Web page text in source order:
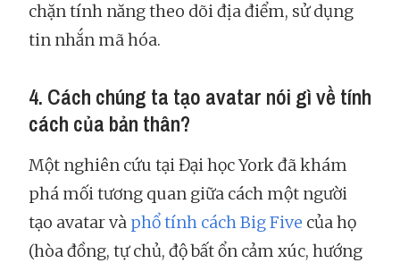
chặn tính năng theo dõi địa điểm, sử dụng
tin nhắn mã hóa.
4. Cách chúng ta tạo avatar nói gì về tính
cách của bản thân?
Một nghiên cứu tại Đại học York đã khám
phá mối tương quan giữa cách một người
tạo avatar và phổ tính cách Big Five của họ
(hòa đồng, tự chủ, độ bất ổn cảm xúc, hướng